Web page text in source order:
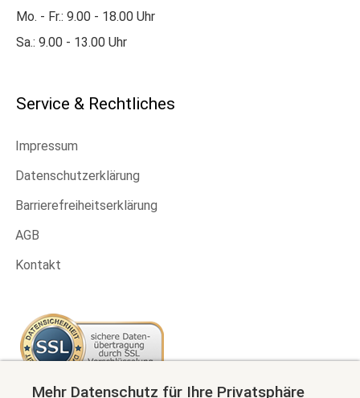
Mo. - Fr.: 9.00 - 18.00 Uhr
Sa.: 9.00 - 13.00 Uhr
Service & Rechtliches
Impressum
Datenschutzerklärung
Barrierefreiheitserklärung
AGB
Kontakt
Mehr Datenschutz für Ihre Privatsphäre